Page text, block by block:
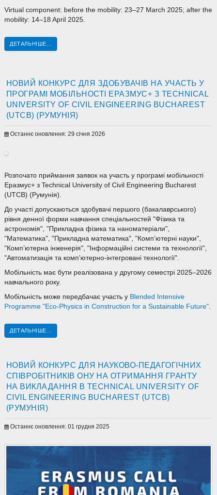
Virtual component: before the mobility: 23–27 March 2025; after the
mobility: 14–18 April 2025.
ДЕТАЛЬНІШЕ...
НОВИЙ КОНКУРС ДЛЯ ЗДОБУВАЧІВ НА УЧАСТЬ У
ПРОГРАМІ МОБІЛЬНОСТІ ЕРАЗМУС+ З TECHNICAL
UNIVERSITY OF CIVIL ENGINEERING BUCHAREST
(UTCB) (РУМУНІЯ)
Останнє оновлення: 29 січня 2026
Розпочато приймання заявок на участь у програмі мобільності
Еразмус+ з Technical University of Civil Engineering Bucharest
(UTCB) (Румунія).
До участі допускаються здобувачі першого (бакалаврського)
рівня денної форми навчання спеціальностей "Фізика та
астрономія", "Прикладна фізика та наноматеріали",
"Математика", "Прикладна математика", "Комп’ютерні науки",
"Комп’ютерна інженерія", "Інформаційні системи та технології",
"Автоматизація та комп’ютерно-інтегровані технології".
Мобільність має бути реалізована у другому семестрі 2025–2026
навчального року.
Мобільність може передбачає участь у Blended Intensive
Programme "Eco-Physics in Construction for a Sustainable Future".
ДЕТАЛЬНІШЕ...
НОВИЙ КОНКУРС ДЛЯ НАУКОВО-ПЕДАГОГІЧНИХ
СПІВРОБІТНИКІВ ОНУ НА ОТРИМАННЯ ГРАНТУ
НА ВИКЛАДАННЯ В TECHNICAL UNIVERSITY OF
CIVIL ENGINEERING BUCHAREST (UTCB)
(РУМУНІЯ)
Останнє оновлення: 01 грудня 2025